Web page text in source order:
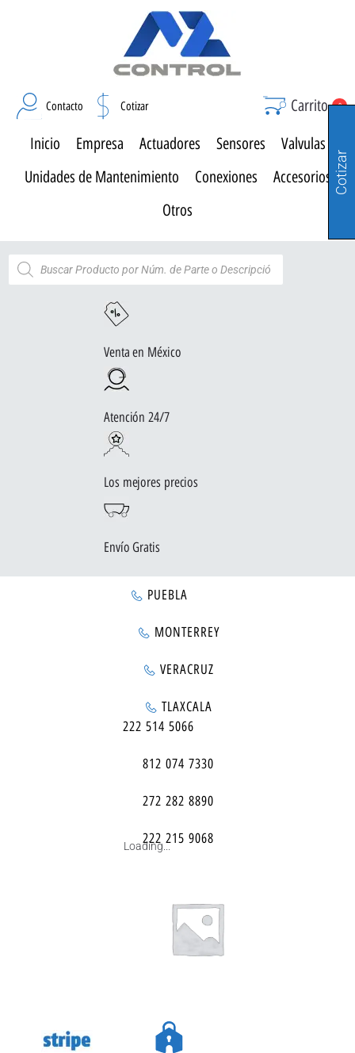
Contacto Cotizar Carrito 0
Inicio Empresa Actuadores Sensores
Valvulas
Unidades de Mantenimiento
Conexiones
Accesorios
Otros
Venta en México
Atención 24/7
Los mejores precios
Envío Gratis
PUEBLA
MONTERREY
VERACRUZ
TLAXCALA
222 514 5066
812 074 7330
272 282 8890
222 215 9068
Loading...
Cotizar